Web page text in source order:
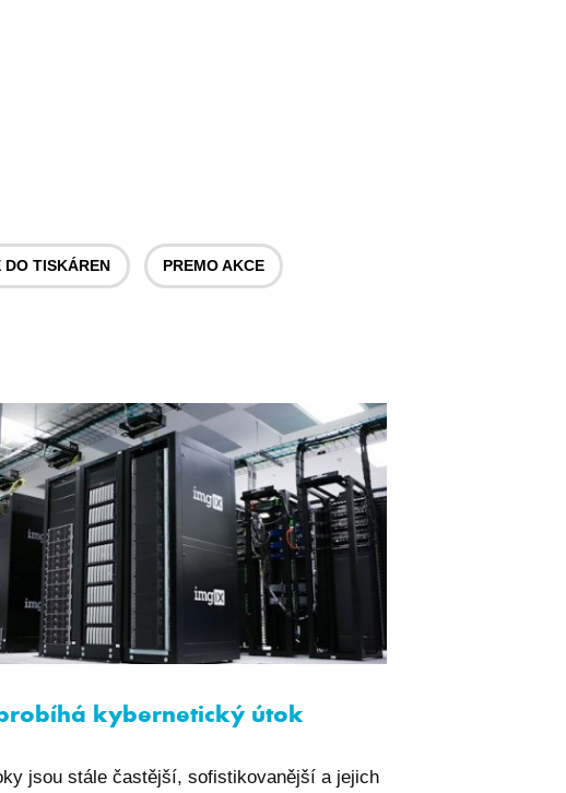
DO TISKÁREN PREMO AKCE
kybernetický útok
jsou stále častější, sofistikovanější a jejich